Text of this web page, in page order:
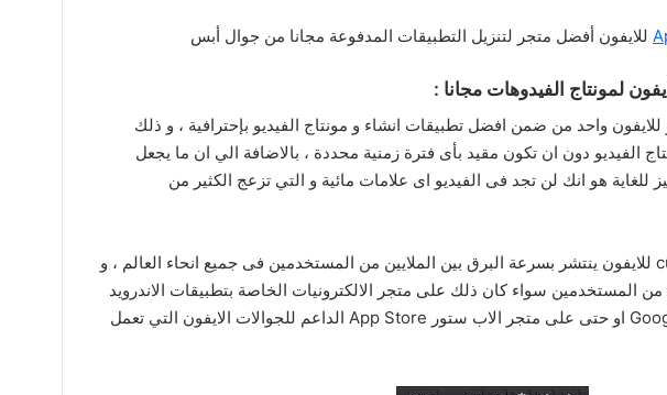
للايفون أفضل متجر لتنزيل التطبيقات المدفوعة مجانا من جوال أبس
لمونتاج الفيدوهات مجانا :
واحد من ضمن افضل تطبيقات انشاء و مونتاج الفيديو بإحترافية ، و ذلك
الفيديو دون ان تكون مقيد بأى فترة زمنية محددة ، بالاضافة الي ان ما يجعل
هو انك لن تجد فى الفيديو اى علامات مائية و التي تزعج الكثير من
و هذا ما جعل برنامج cute cut pro للايفون ينتشر بسرعة البرق بين الملايين من المستخدمين فى جميع انحاء العالم ، و
المستخدمين سواء كان ذلك على متجر الالكترونيات الخاصة بتطبيقات الاندرويد
جوجل بلاي ستور Google Play Store او حتى على متجر الاب ستور App Store الداعم للجوالات الايفون التي تعمل